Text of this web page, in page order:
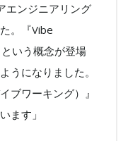
エンジニアリング
。『Vibe
いう概念が登場
うになりました。
ブワーキング）』
ます」